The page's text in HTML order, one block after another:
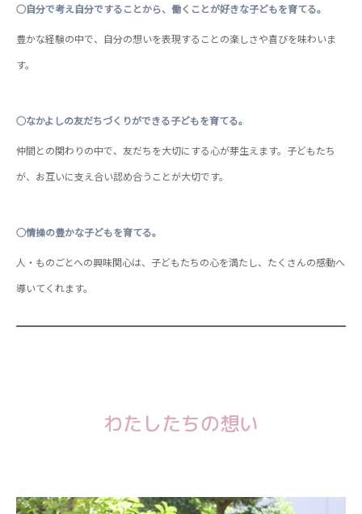
○自分で考え自分ですることから、働くことが好きな子どもを育てる。
豊かな経験の中で、自分の想いを表現することの楽しさや喜びを味わいま
す。
○なかよしの友だちづくりができる子どもを育てる。
仲間との関わりの中で、友だちを大切にする心が芽生えます。子どもたち
が、お互いに支え合い認め合うことが大切です。
○情操の豊かな子どもを育てる。
人・ものごとへの興味関心は、子どもたちの心を満たし、たくさんの感動へ
導いてくれます。
わたしたちの想い